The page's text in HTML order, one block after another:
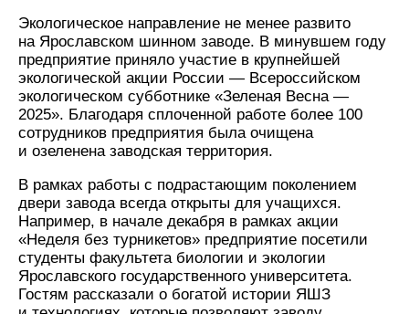
Экологическое направление не менее развито
на Ярославском шинном заводе. В минувшем году
предприятие приняло участие в крупнейшей
экологической акции России — Всероссийском
экологическом субботнике «Зеленая Весна —
2025». Благодаря сплоченной работе более 100
сотрудников предприятия была очищена
и озеленена заводская территория.
В рамках работы с подрастающим поколением
двери завода всегда открыты для учащихся.
Например, в начале декабря в рамках акции
«Неделя без турникетов» предприятие посетили
студенты факультета биологии и экологии
Ярославского государственного университета.
Гостям рассказали о богатой истории ЯШЗ